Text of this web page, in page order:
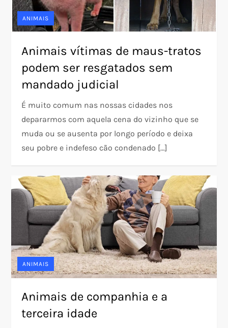
ANIMAIS
Animais vítimas de maus-tratos
podem ser resgatados sem
mandado judicial
É muito comum nas nossas cidades nos
depararmos com aquela cena do vizinho que se
muda ou se ausenta por longo período e deixa
seu pobre e indefeso cão condenado […]
ANIMAIS
Animais de companhia e a
terceira idade